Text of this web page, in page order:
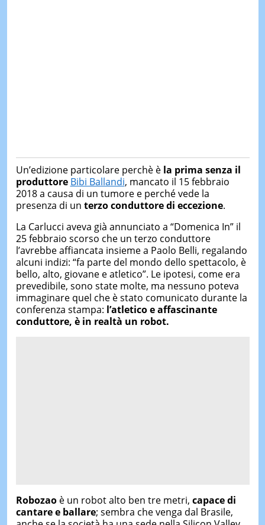
Un’edizione particolare perchè è la prima senza il
produttore Bibi Ballandi, mancato il 15 febbraio
2018 a causa di un tumore e perché vede la
presenza di un terzo conduttore di eccezione.
La Carlucci aveva già annunciato a “Domenica In” il
25 febbraio scorso che un terzo conduttore
l’avrebbe affiancata insieme a Paolo Belli, regalando
alcuni indizi: “fa parte del mondo dello spettacolo, è
bello, alto, giovane e atletico”. Le ipotesi, come era
prevedibile, sono state molte, ma nessuno poteva
immaginare quel che è stato comunicato durante la
conferenza stampa: l’atletico e affascinante
conduttore, è in realtà un robot.
Robozaoè un robot alto ben tre metri, capace di
cantare e ballare; sembra che venga dal Brasile,